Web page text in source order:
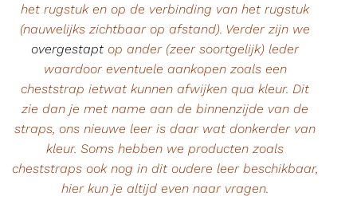
het rugstuk en op de verbinding van het rugstuk
(nauwelijks zichtbaar op afstand). Verder zijn we
overgestapt op ander (zeer soortgelijk) leder
waardoor eventuele aankopen zoals een
cheststrap ietwat kunnen afwijken qua kleur. Dit
zie dan je met name aan de binnenzijde van de
straps, ons nieuwe leer is daar wat donkerder van
kleur. Soms hebben we producten zoals
cheststraps ook nog in dit oudere leer beschikbaar,
hier kun je altijd even naar vragen.